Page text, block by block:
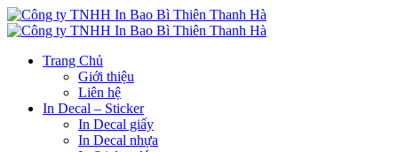
Trang Chủ
Giới thiệu
Liên hệ
In Decal – Sticker
In Decal giấy
In Decal nhựa